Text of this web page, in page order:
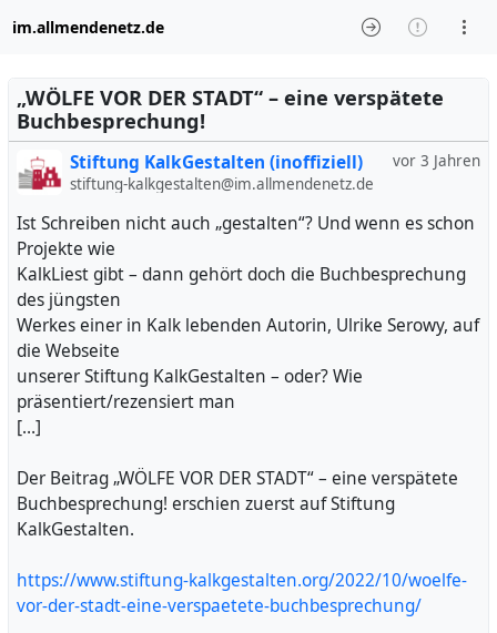
im.allmendenetz.de
„WÖLFE VOR DER STADT“ – eine verspätete
Buchbesprechung!
vor 3 Jahren
Stiftung KalkGestalten (inoffiziell)
stiftung-kalkgestalten@im.allmendenetz.de
Ist Schreiben nicht auch „gestalten“? Und wenn es schon
Projekte wie
KalkLiest gibt – dann gehört doch die Buchbesprechung
des jüngsten
Werkes einer in Kalk lebenden Autorin, Ulrike Serowy, auf
die Webseite
unserer Stiftung KalkGestalten – oder? Wie
präsentiert/rezensiert man
[…]
Der Beitrag „WÖLFE VOR DER STADT“ – eine verspätete
Buchbesprechung! erschien zuerst auf Stiftung
KalkGestalten.
https://www.stiftung-kalkgestalten.org/2022/10/woelfe-
vor-der-stadt-eine-verspaetete-buchbesprechung/